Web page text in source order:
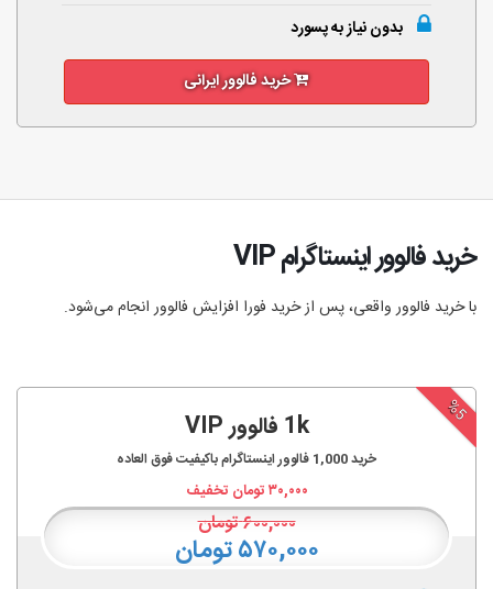
بدون نیاز به پسورد
خرید فالوور ایرانی
خرید فالوور اینستاگرام VIP
با خرید فالوور واقعی، پس از خرید فورا افزایش فالوور انجام‌ می‌شود.
%5 1k فالوور VIP
خرید1,000 فالوور اینستاگرام باکیفیت فوق العاده
۳۰,۰۰۰تومان تخفیف
۶۰۰,۰۰۰تومان
۵۷۰,۰۰۰ تومان